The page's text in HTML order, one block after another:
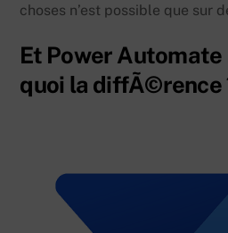
choses n’est possible que sur
Et Power Automate
quoi la diffÃ©rence